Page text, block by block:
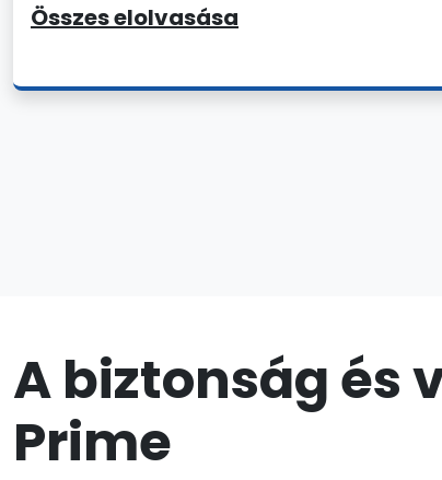
Összes elolvasása
A biztonság és
Prime